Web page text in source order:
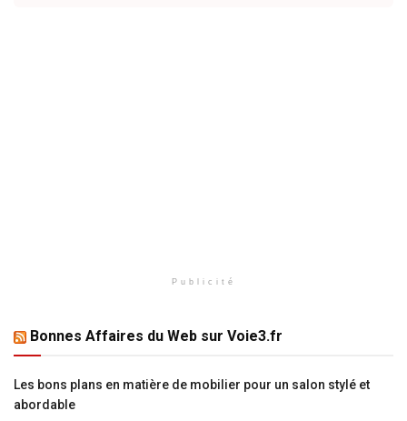
Publicité
Bonnes Affaires du Web sur Voie3.fr
Les bons plans en matière de mobilier pour un salon stylé et
abordable